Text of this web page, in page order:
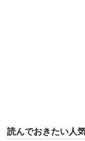
読んでおきたい人